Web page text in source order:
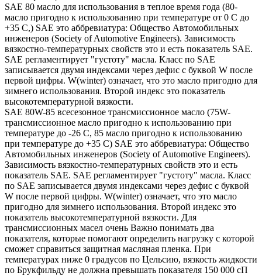
SAE 80 масло для использования в теплое время года (80-
масло пригодно к использованию при температуре от 0 С до
+35 С,) SAE это аббревиатура: Общество Автомобильных
инженеров (Society of Automotive Engineers). Зависимость
вязкостно-температурных свойств это и есть показатель SAE.
SAE регламентирует "густоту" масла. Класс по SAE
записывается двумя индексами через дефис с буквой W после
первой цифры. W(winter) означает, что это масло пригодно для
зимнего использования. Второй индекс это показатель
высокотемпературной вязкости.
SAE 80W-85 всесезонное трансмиссионное масло (75W-
трансмиссионное масло пригодно к использованию при
температуре до -26 С, 85 масло пригодно к использованию
при температуре до +35 С) SAE это аббревиатура: Общество
Автомобильных инженеров (Society of Automotive Engineers).
Зависимость вязкостно-температурных свойств это и есть
показатель SAE. SAE регламентирует "густоту" масла. Класс
по SAE записывается двумя индексами через дефис с буквой
W после первой цифры. W(winter) означает, что это масло
пригодно для зимнего использования. Второй индекс это
показатель высокотемпературной вязкости. Для
трансмиссионных масел очень Важно понимать два
показателя, которые помогают определить нагрузку с которой
сможет справиться защитная масляная пленка. При
температурах ниже 0 градусов по Цельсию, вязкость жидкости
по Брукфильду не должна превышать показателя 150 000 сП